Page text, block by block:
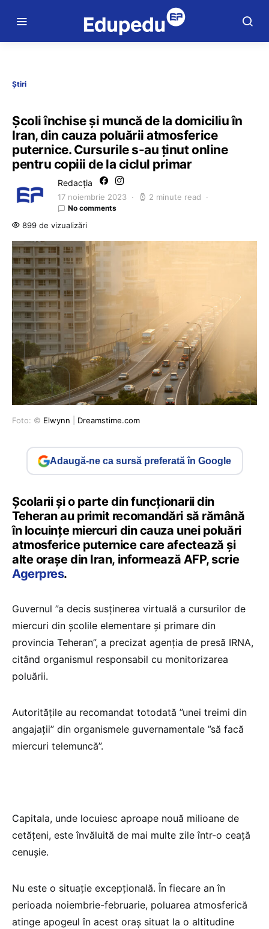
Știri
Școli închise și muncă de la domiciliu în
Iran, din cauza poluării atmosferice
puternice. Cursurile s-au ținut online
pentru copiii de la ciclul primar
Redacția
17 noiembrie 2023 2 minute read
No comments
899 de vizualizări
Foto: © Elwynn Dreamstime.com
Adaugă-ne ca sursă preferată în Google
Şcolarii şi o parte din funcţionarii din
Teheran au primit recomandări să rămână
în locuinţe miercuri din cauza unei poluări
atmosferice puternice care afectează şi
alte oraşe din Iran, informează AFP, scrie
Agerpres.
Guvernul ”a decis susţinerea virtuală a cursurilor de
miercuri din şcolile elementare şi primare din
provincia Teheran”, a precizat agenţia de presă IRNA,
citând organismul responsabil cu monitorizarea
poluării.
Autorităţile au recomandat totodată ”unei treimi din
angajaţii” din organismele guvernamentale ”să facă
miercuri telemuncă”.
Capitala, unde locuiesc aproape nouă milioane de
cetăţeni, este învăluită de mai multe zile într-o ceaţă
cenuşie.
Nu este o situaţie excepţională. În fiecare an în
perioada noiembrie-februarie, poluarea atmosferică
atinge apogeul în acest oraş situat la o altitudine